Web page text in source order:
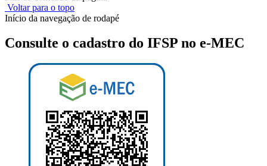
Voltar para o topo
Início da navegação de rodapé
Consulte o cadastro do IFSP no e-MEC